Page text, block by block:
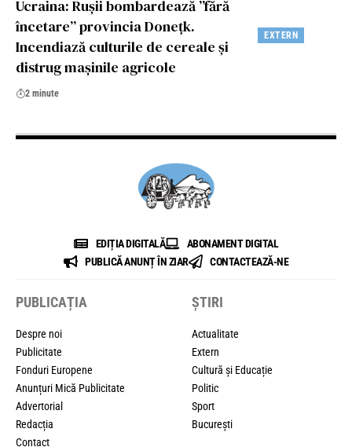
EXTERN
Ucraina: Rușii bombardează ”fără
încetare” provincia Donețk.
Incendiază culturile de cereale și
distrug mașinile agricole
2 minute
EDIȚIA DIGITALĂ
ABONAMENT DIGITAL
PUBLICĂ ANUNȚ ÎN ZIAR
CONTACTEAZĂ-NE
PUBLICAȚIA
Despre noi
Publicitate
Fonduri Europene
Anunțuri Mică Publicitate
Advertorial
Redacția
Contact
ȘTIRI
Actualitate
Extern
Cultură și Educație
Politic
Sport
București